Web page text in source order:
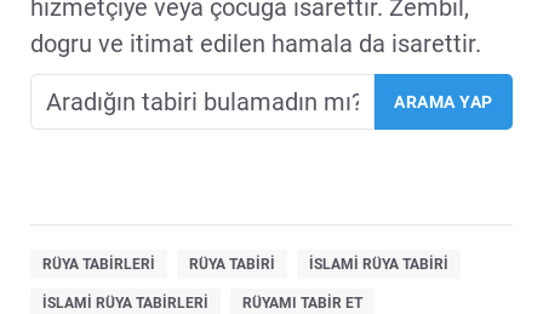
hizmetçiye veya çocuga isarettir. Zembil,
dogru ve itimat edilen hamala da isarettir.
RÜYA TABIRLERI RÜYA TABIRI ISLAMI RÜYA TABIRI
ISLAMI RÜYA TABIRLERI RÜYAMI TABIR ET